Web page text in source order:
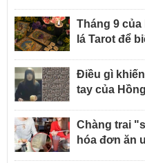
Tháng 9 của
lá Tarot để
Điều gì
tay của
Chàng trai
hóa đơn ăn